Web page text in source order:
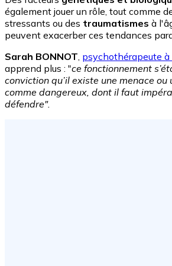
également jouer un rôle, tout comme
stressants ou des traumatismes à
peuvent exacerber ces tendances
Sarah BONNOT, psychothérapeute à
apprend plus : "ce fonctionnement
conviction qu’il existe une menace ou
comme dangereux, dont il faut
défendre".